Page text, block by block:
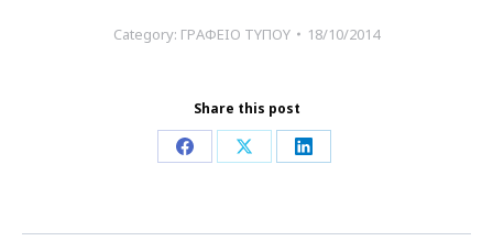
Category: ΓΡΑΦΕΙΟ ΤΥΠΟΥ 18/10/2014
Share this post
Share
Facebook
Share
X
Share
LinkedIn